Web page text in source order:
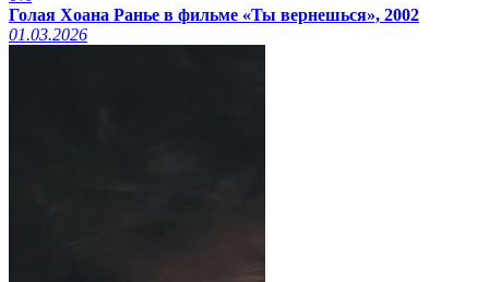
Голая Хоана Ранье в фильме «Ты вернешься», 2002
01.03.2026